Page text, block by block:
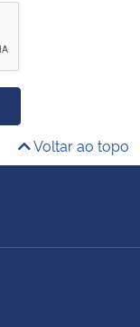
Voltar ao topo